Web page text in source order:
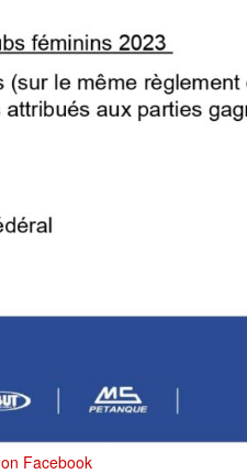
on Facebook